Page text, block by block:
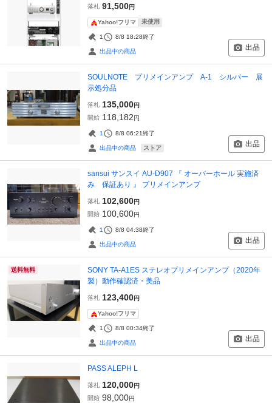
落札 91,500円
Yahoo!フリマ 未使用
1 8/8 18:28終了
出品中の商品 出品
SOULNOTE プリメインアンプ A-1 シルバー 展
示処分品
落札 135,000円
開始 118,182円
1 8/8 06:21終了
出品中の商品 ストア 出品
sansui サンスイ AU-D907 『 オーバーホール 実施済
み 保証あり 』 プリメインアンプ
落札 102,600円
開始 100,600円
1 8/8 04:38終了
出品中の商品 出品
送料無料
SONY TA-A1ES ステレオプリメインアンプ（2020年
製）動作確認済・美品
落札 123,400円
Yahoo!フリマ
1 8/8 00:34終了
出品中の商品 出品
PASS ALEPH L
落札 120,000円
開始 98,000円